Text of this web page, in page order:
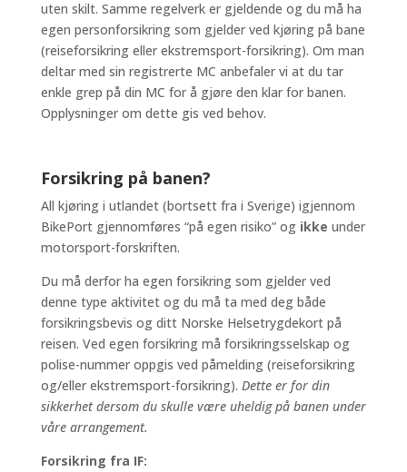
uten skilt. Samme regelverk er gjeldende og du må ha
egen personforsikring som gjelder ved kjøring på bane
(reiseforsikring eller ekstremsport-forsikring). Om man
deltar med sin registrerte MC anbefaler vi at du tar
enkle grep på din MC for å gjøre den klar for banen.
Opplysninger om dette gis ved behov.
Forsikring på banen?
All kjøring i utlandet (bortsett fra i Sverige) igjennom
BikePort gjennomføres “på egen risiko” og ikke under
motorsport-forskriften.
Du må derfor ha egen forsikring som gjelder ved
denne type aktivitet og du må ta med deg både
forsikringsbevis og ditt Norske Helsetrygdekort på
reisen. Ved egen forsikring må forsikringsselskap og
polise-nummer oppgis ved påmelding (reiseforsikring
og/eller ekstremsport-forsikring). Dette er for din
sikkerhet dersom du skulle være uheldig på banen under
våre arrangement.
Forsikring fra IF: